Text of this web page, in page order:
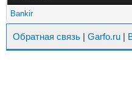
Bankir
Обратная связь | Garfo.ru |